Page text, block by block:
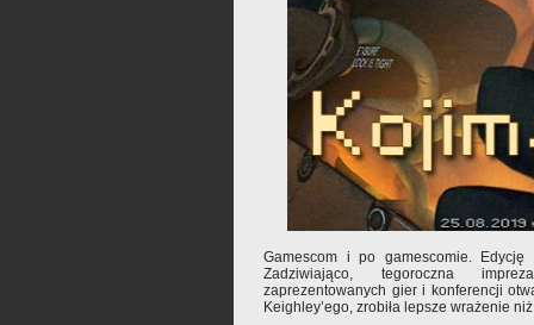
Gamescom i po gamescomie.
Zadziwiająco, tegoroczna
zaprezentowanych gier i konferencji
Keighley’ego, zrobiła lepsze wrażenie